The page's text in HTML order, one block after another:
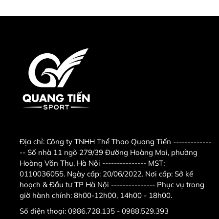
+ Nằm đẩy tạ (đẩy ngực bằng, dốc lên và dốc
Tập kéo xô ghế tập tạ Xuki 2020
+ Tập ép ngực.
+ Tập đá chân.
+ Tập tay trước.
+ Tập gập bụng.
+ Tập hít đất.
Địa chỉ: Công ty TNHH Thể Thao Quang Tiến -------------
-- Số nhà 11 ngõ 279/39 Đường Hoàng Mai, phường
Hoàng Văn Thụ, Hà Nội --------------- MST:
0110036055. Ngày cấp: 20/06/2022. Nơi cấp: Sở kế
hoạch & Đầu tư TP Hà Nội --------------- Phục vụ trong
giờ hành chính: 8h00-12h00, 14h00 - 18h00.
Số điện thoại: 0986.728.135 - 0988.529.393